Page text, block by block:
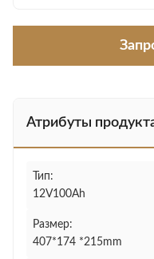
Атрибуты
Тип:
12V100Ah
Размер:
407*174 *215mm